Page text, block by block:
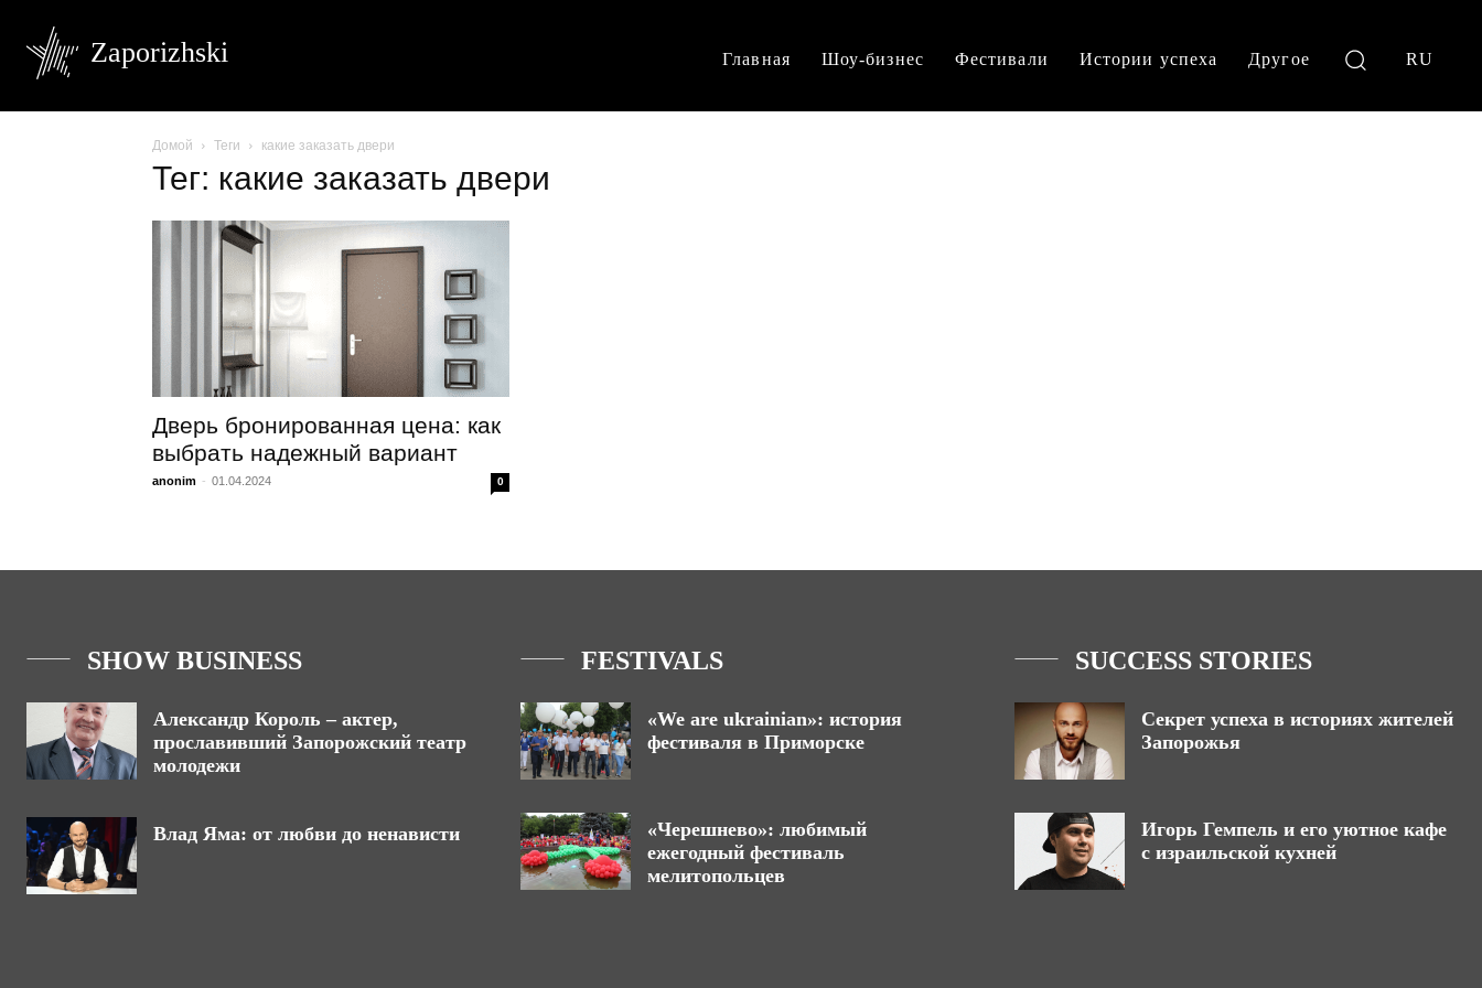
Zaporizhski Главная Шоу-бизнес Фестивали Истории успеха Другое RU
Домой Теги какие заказать двери
Тег: какие заказать двери
Дверь бронированная цена: как
выбрать надежный вариант
anonim - 01.04.2024 0
SHOW BUSINESS
Александр Король – актер,
прославивший Запорожский театр
молодежи
Влад Яма: от любви до ненависти
FESTIVALS
«We are ukrainian»: история
фестиваля в Приморске
«Черешнево»: любимый
ежегодный фестиваль
мелитопольцев
SUCCESS STORIES
Секрет успеха в историях жителей
Запорожья
Игорь Гемпель и его уютное кафе
с израильской кухней